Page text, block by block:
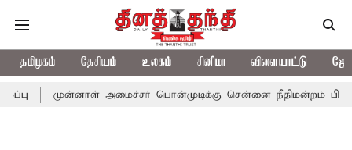
தமிழகம் தேசியம் உலகம் சினிமா விளையாட்டு
அமைச்சர் பொன்முடிக்கு சென்னை நீதிமன்றம் பிடிவாராண்ட்